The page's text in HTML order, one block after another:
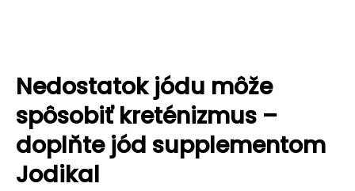
Nedostatok jódu môže
spôsobiť kreténizmus –
doplňte jód supplementom
Jodikal